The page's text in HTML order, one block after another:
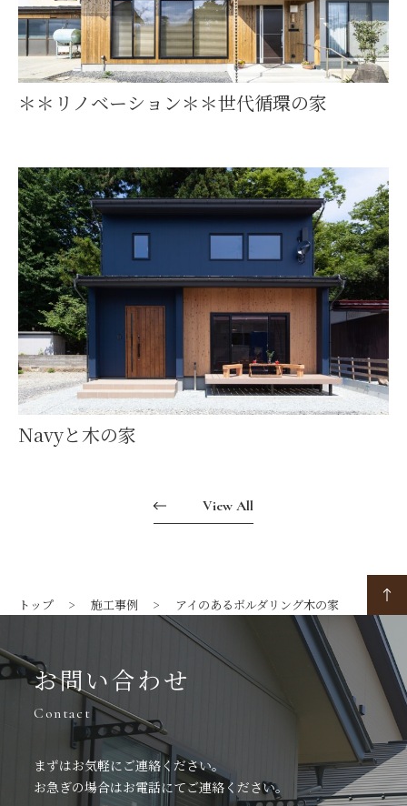
＊＊リノベーション＊＊世代循環の家
Navyと木の家
View All
トップ 施工事例 アイのあるボルダリング木の家
お問い合わせ
Contact
まずはお気軽にご連絡ください。
お急ぎの場合はお電話にてご連絡ください。